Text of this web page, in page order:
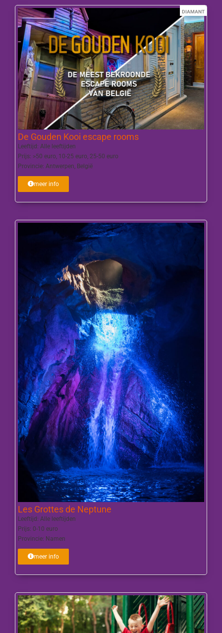
DIAMANT
De Gouden Kooi escape rooms
Leeftijd: Alle leeftijden
Prijs: >50 euro, 10-25 euro, 25-50 euro
Provincie: Antwerpen, België
meer info
Les Grottes de Neptune
Leeftijd: Alle leeftijden
Prijs: 0-10 euro
Provincie: Namen
meer info